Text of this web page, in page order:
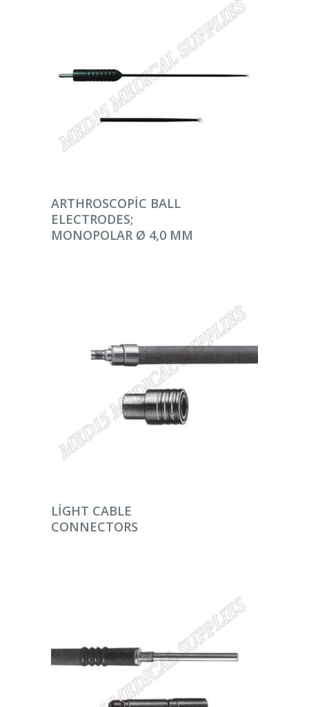
DEVAMINI OKU
ARTHROSCOPIC BALL
ELECTRODES;
MONOPOLAR Ø 4,0 MM
DEVAMINI OKU
LIGHT CABLE
CONNECTORS